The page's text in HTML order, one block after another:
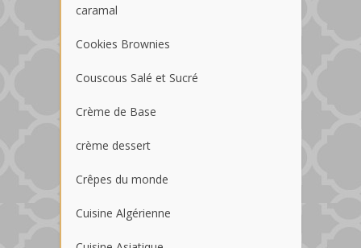
caramal
Cookies Brownies
Couscous Salé et Sucré
Crème de Base
crème dessert
Crêpes du monde
Cuisine Algérienne